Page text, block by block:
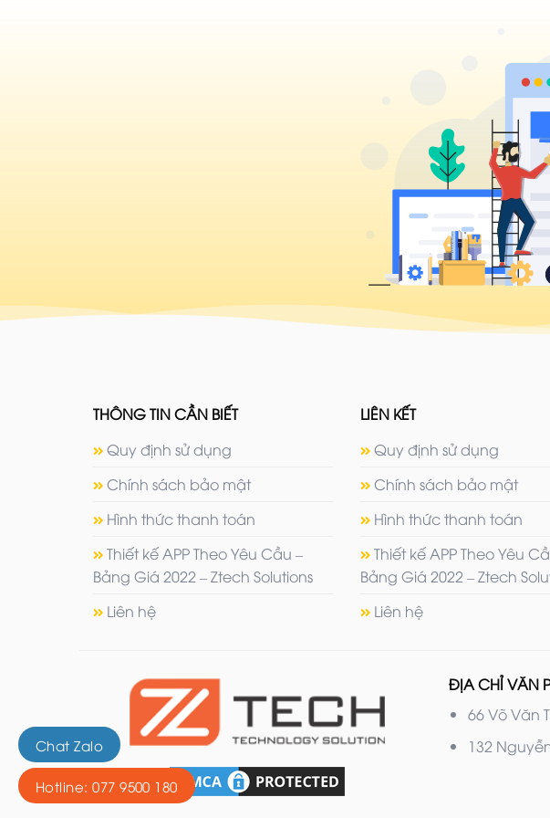
THÔNG TIN CẦN BIẾT
Quy định sử dụng
Chính sách bảo mật
Hình thức thanh toán
Thiết kế APP Theo Yêu Cầu –
Bảng Giá 2022 – Ztech Solutions
Liên hệ
LIÊN KẾT
Quy định sử dụng
Chính sách bảo mật
Hình thức thanh toán
Thiết kế APP Theo Yêu
Bảng Giá 2022 – Ztech
Liên hệ
ĐỊA CHỈ VĂN
66 Võ Văn
132
Chat Zalo
Hotline: 077 9500 180